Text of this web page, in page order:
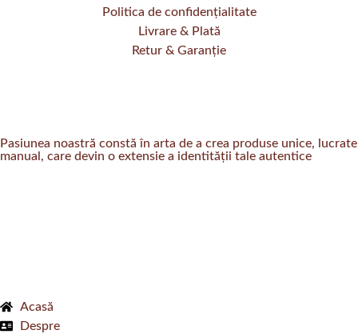
Politica de confidențialitate
Livrare & Plată
Retur & Garanție
Pasiunea noastră constă în arta de a crea produse unice, lucrate
manual, care devin o extensie a identității tale autentice
Acasă
Despre